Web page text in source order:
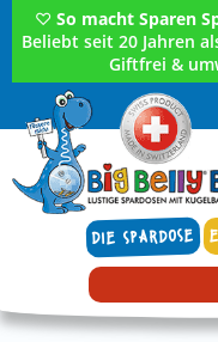
♡ So macht Sparen
Beliebt seit 20 Jahren
Giftfrei &
DIE SPARDOSE